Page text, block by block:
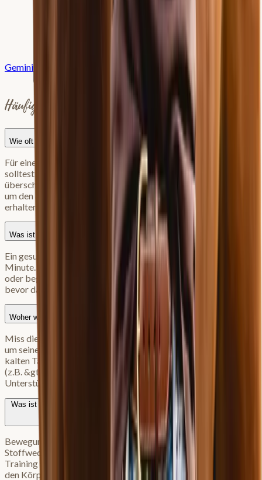
Gemini
Häufige Fragen
Wie oft muss ich mein Pferd trainieren, um Muskeln aufzubauen?
Für einen effektiven Muskelaufbau (positive Anpassung)
solltest du mindestens 3x pro Woche einen gezielten,
überschwelligen Trainingsreiz setzen. 2x pro Woche reicht aus,
um den aktuellen Trainingszustand und die Muskulatur zu
erhalten. Weniger als 2x führt oft zu Abbau.
Was ist die normale Atemfrequenz beim Pferd?
Ein gesundes Pferd atmet in Ruhe etwa 8 bis 16 Mal pro
Minute. Werte darüber können (in Ruhe) auf Stress, Schmerzen
oder beginnende Atemwegserkrankungen hinweisen, noch
bevor das Pferd hustet.
Woher weiß ich, ob mein Pferd eine Decke braucht?
Miss die Körpertemperatur deines Pferdes über mehrere Tage,
um seinen Normalwert zu ermitteln. Wenn die Temperatur an
kalten Tagen signifikant unter diesen Durchschnittswert fällt
(z.B. &gt;0,4 Grad Abweichung), friert das Pferd und benötigt
Unterstützung durch eine Decke.
Was ist der Unterschied zwischen Bewegung und Training beim Pferd?
Bewegung (z.B. Spazierengehen, lockeres Reiten) regt den
Stoffwechsel an und dient der Erholung oder Lockerung.
Training setzt physiologisch einen “überschwelligen Reiz”, der
den Körper zwingt, sich anzupassen (z.B. Muskeln aufzubauen).